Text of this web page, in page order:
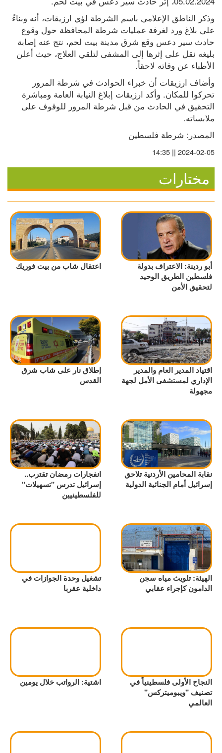
الأطباء عن وفاته لاحقاً.
ملابساته.
المصدر: شرطة فلسطين
2024-02-05 || 14:35
مختارات
أبو ردينة: الاعتراف بدولة
فلسطين الطريق الوحيد
لتحقيق الأمن
اعتقال شاب من بيت فوريك
اقتياد المدير العام والمدير
الإداري لمستشفى الأمل لجهة
مجهولة
إطلاق نار على شاب شرق
القدس
نقابة المحامين الأردنية تلاحق
إسرائيل أمام الجنائية الدولية
انفجارات رمضان تقترب..
إسرائيل تدرس "تسهيلات"
للفلسطينيين
الهيئة: تلويث مياه سجن
الدامون كإجراء عقابي
تشغيل وحدة الجوازات في
داخلية عقربا
النجاح الأولى فلسطينياً في
تصنيف "ويبوميتركس"
العالمي
اشتية: الرواتب خلال يومين